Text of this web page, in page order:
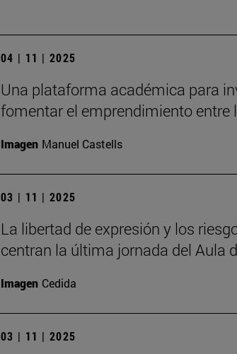
04 | 11 | 2025
Una plataforma académica para
fomentar el emprendimiento entre
Imagen Manuel Castells
03 | 11 | 2025
La libertad de expresión y los
centran la última jornada del Aula
Imagen Cedida
03 | 11 | 2025